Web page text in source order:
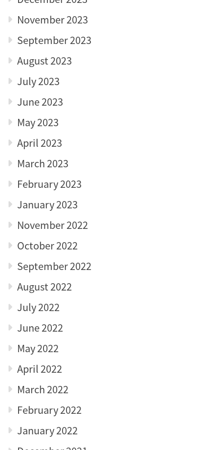
November 2023
September 2023
August 2023
July 2023
June 2023
May 2023
April 2023
March 2023
February 2023
January 2023
November 2022
October 2022
September 2022
August 2022
July 2022
June 2022
May 2022
April 2022
March 2022
February 2022
January 2022